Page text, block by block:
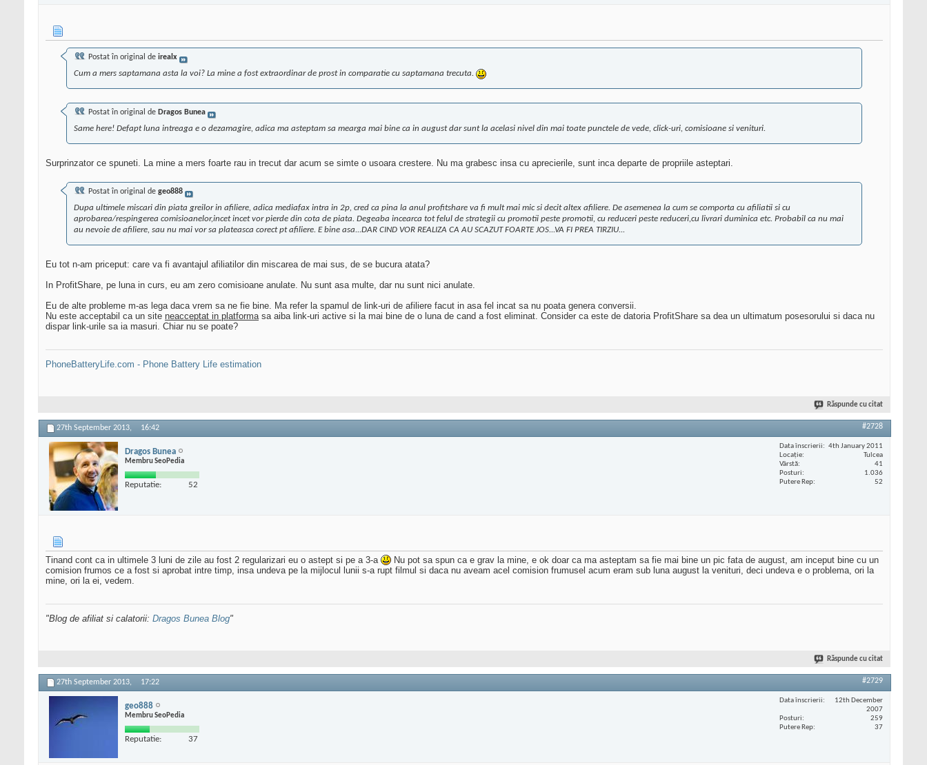
Postat în original de irealx
Cum a mers saptamana asta la voi? La mine a fost extraordinar de prost in comparatie cu saptamana trecuta.
Postat în original de Dragos Bunea
Same here! Defapt luna intreaga e o dezamagire, adica ma asteptam sa mearga mai bine ca in august dar sunt la acelasi nivel din mai toate punctele de vede, click-uri, comisioane si venituri.
Surprinzator ce spuneti. La mine a mers foarte rau in trecut dar acum se simte o usoara crestere. Nu ma grabesc insa cu aprecierile, sunt inca departe de propriile asteptari.
Postat în original de geo888
Dupa ultimele miscari din piata greilor in afiliere, adica mediafax intra in 2p, cred ca pina la anul profitshare va fi mult mai mic si decit altex afiliere. De asemenea la cum se comporta cu afiliatii si cu
aprobarea/respingerea comisioanelor,incet incet vor pierde din cota de piata. Degeaba incearca tot felul de strategii cu promotii peste promotii, cu reduceri peste reduceri,cu livrari duminica etc. Probabil ca nu mai
au nevoie de afiliere, sau nu mai vor sa plateasca corect pt afiliere. E bine asa...DAR CIND VOR REALIZA CA AU SCAZUT FOARTE JOS...VA FI PREA TIRZIU...
Eu tot n-am priceput: care va fi avantajul afiliatilor din miscarea de mai sus, de se bucura atata?
In ProfitShare, pe luna in curs, eu am zero comisioane anulate. Nu sunt asa multe, dar nu sunt nici anulate.
Eu de alte probleme m-as lega daca vrem sa ne fie bine. Ma refer la spamul de link-uri de afiliere facut in asa fel incat sa nu poata genera conversii.
Nu este acceptabil ca un site neacceptat in platformasa aiba link-uri active si la mai bine de o luna de cand a fost eliminat. Consider ca este de datoria ProfitShare sa dea un ultimatum posesorului si daca nu
dispar link-urile sa ia masuri. Chiar nu se poate?
PhoneBatteryLife.com - Phone Battery Life estimation
Răspunde cu citat
27th September 2013, 16:42 #2728
Dragos Bunea
Membru SeoPedia
Reputatie: 52
Data înscrierii
4th January 2011
Locaţie
Tulcea
Vârstă
41
Posturi
1.036
Putere Rep
52
Tinand cont ca in ultimele 3 luni de zile au fost 2 regularizari eu o astept si pe a 3-a
Nu pot sa spun ca e grav la mine, e ok doar ca ma asteptam sa fie mai bine un pic fata de august, am inceput bine cu un
comision frumos ce a fost si aprobat intre timp, insa undeva pe la mijlocul lunii s-a rupt filmul si daca nu aveam acel comision frumusel acum eram sub luna august la venituri, deci undeva e o problema, ori la
mine, ori la ei, vedem.
"Blog de afiliat si calatorii: Dragos Bunea Blog"
Răspunde cu citat
27th September 2013, 17:22 #2729
geo888
Membru SeoPedia
Reputatie: 37
Data înscrierii
12th December
2007
Posturi
259
Putere Rep
37